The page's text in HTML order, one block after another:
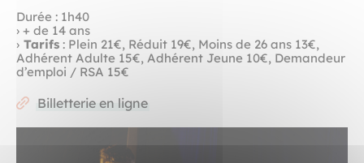
Durée : 1h40
› + de 14 ans
› Tarifs : Plein 21€, Réduit 19€, Moins de 26 ans 13€,
Adhérent Adulte 15€, Adhérent Jeune 10€, Demandeur
d’emploi / RSA 15€
Billetterie en ligne